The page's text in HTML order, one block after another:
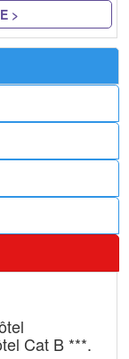
>
Cat B ***.